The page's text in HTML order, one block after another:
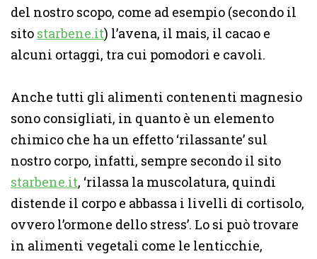
del nostro scopo, come ad esempio (secondo il
sito starbene.it) l’avena, il mais, il cacao e
alcuni ortaggi, tra cui pomodori e cavoli.
Anche tutti gli alimenti contenenti magnesio
sono consigliati, in quanto è un elemento
chimico che ha un effetto ‘rilassante’ sul
nostro corpo, infatti, sempre secondo il sito
starbene.it, ‘rilassa la muscolatura, quindi
distende il corpo e abbassa i livelli di cortisolo,
ovvero l’ormone dello stress’. Lo si può trovare
in alimenti vegetali come le lenticchie,